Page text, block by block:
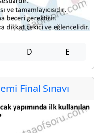
D E
Final Sınavı